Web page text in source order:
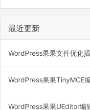
最近更新
WordPress果果文件优化
WordPress果果TinyMCE
WordPress果果UEditor编